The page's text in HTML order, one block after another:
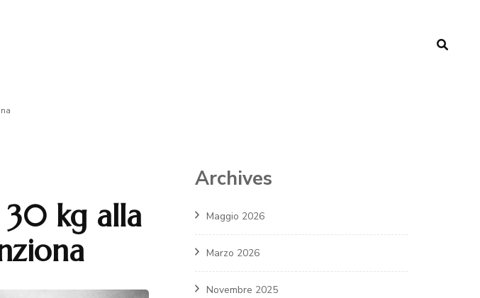
kg alla
Archives
Maggio 2026
Marzo 2026
Novembre 2025